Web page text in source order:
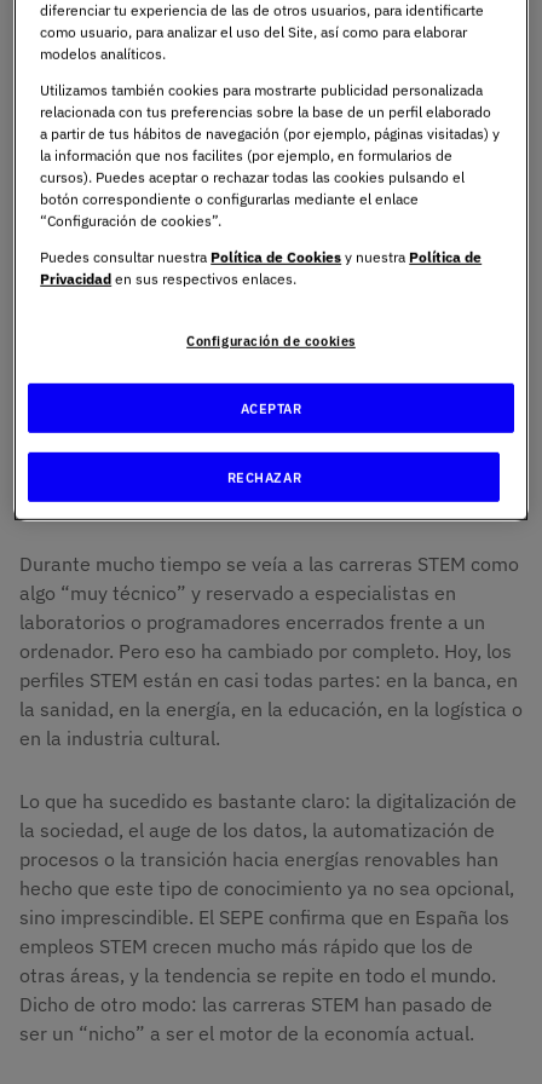
profundizar tanto en teoría como práctica, con
laboratorios, modelización y tecnología experimental. Y el
aplicaciones que van del análisis puro a lo computacional
y financiero.
¿Qué son las profesiones
STEM y por qué están en
De nicho técnico a columna
vertebral del mercado
laboral
Durante mucho tiempo se veía a las carreras STEM como
algo “muy técnico” y reservado a especialistas en
laboratorios o programadores encerrados frente a un
ordenador. Pero eso ha cambiado por completo. Hoy, los
perfiles STEM están en casi todas partes: en la banca, en
la sanidad, en la energía, en la educación, en la logística o
en la industria cultural.
Lo que ha sucedido es bastante claro: la digitalización de
la sociedad, el auge de los datos, la automatización de
procesos o la transición hacia energías renovables han
hecho que este tipo de conocimiento ya no sea opcional,
sino imprescindible. El SEPE confirma que en España los
empleos STEM crecen mucho más rápido que los de
otras áreas, y la tendencia se repite en todo el mundo.
Dicho de otro modo: las carreras STEM han pasado de
ser un “nicho” a ser el motor de la economía actual.
diferenciar tu experiencia de las de otros usuarios, para identificarte
como usuario, para analizar el uso del Site, así como para elaborar
modelos analíticos.
Utilizamos también cookies para mostrarte publicidad personalizada
relacionada con tus preferencias sobre la base de un perfil elaborado
a partir de tus hábitos de navegación (por ejemplo, páginas visitadas) y
la información que nos facilites (por ejemplo, en formularios de
cursos). Puedes aceptar o rechazar todas las cookies pulsando el
botón correspondiente o configurarlas mediante el enlace
“Configuración de cookies”.
Puedes consultar nuestra Política de Cookies y nuestra Política de
Privacidad en sus respectivos enlaces.
Configuración de cookies
RECHAZAR
ACEPTAR